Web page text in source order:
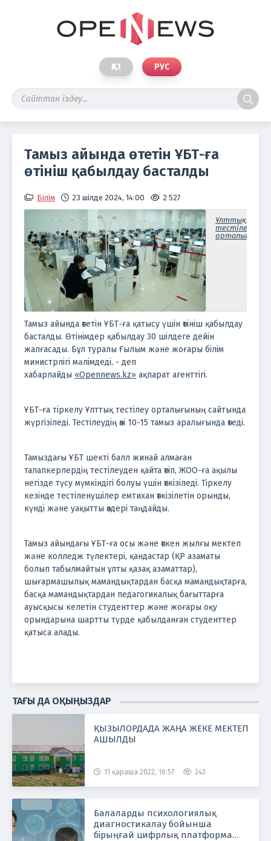
ҚАЗ РУС
Тамыз айында өтетін ҰБТ-ға
өтініш қабылдау басталды
Білім 23 шілде 2024, 14:00 2 527
Ұлттық
тестілеу
орталығы
Тамыз айында өтетін ҰБТ-ға қатысу үшін өтініш қабылдау
басталды. Өтінімдер қабылдау 30 шілдеге дейін
жалғасады. Бұл туралы Ғылым және жоғары білім
министрлігі мәлімдеді, - деп
хабарлайды «Opennews.kz» ақпарат агенттігі.
ҰБТ-ға тіркелу Ұлттық тестілеу орталығының сайтында
жүргізіледі. Тестілеудің өзі 10-15 тамыз аралығында өтеді.
Тамыздағы ҰБТ шекті балл жинай алмаған
талапкерлердің тестілеуден қайта өтіп, ЖОО-ға ақылы
негізде түсу мүмкіндігі болуы үшін өткізіледі. Тіркелу
кезінде тестіленушілер емтихан өткізілетін орынды,
күнді және уақытты өздері таңдайды.
Тамыз айындағы ҰБТ-ға осы және өткен жылғы мектеп
және колледж түлектері, қандастар (ҚР азаматы
болып табылмайтын ұлты қазақ азаматтар),
шығармашылық мамандықтардан басқа мамандықтарға,
басқа мамандықтардан педагогикалық бағыттарға
ауысқысы келетін студенттер және жоғары оқу
орындарына шартты түрде қабылданған студенттер
қатыса алады.
ТАҒЫ ДА ОҚЫҢЫЗДАР
ҚЫЗЫЛОРДАДА ЖАҢА ЖЕКЕ МЕКТЕП
АШЫЛДЫ
11 қараша 2022, 16:57 243
Балаларды психологиялық
диагностикалау бойынша
бірыңғай цифрлық платформа